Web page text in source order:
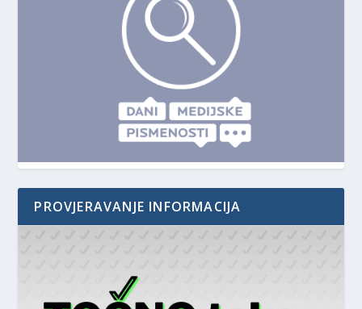
PROVJERAVANJE INFORMACIJA